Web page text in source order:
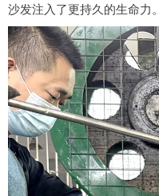
沙发注入了更持久的生命力。